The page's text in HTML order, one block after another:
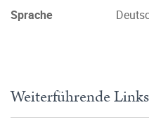
Sprache
Weiterführende Links